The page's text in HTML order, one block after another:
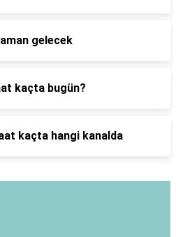
gelecek
kaçta bugün?
kaçta hangi kanalda